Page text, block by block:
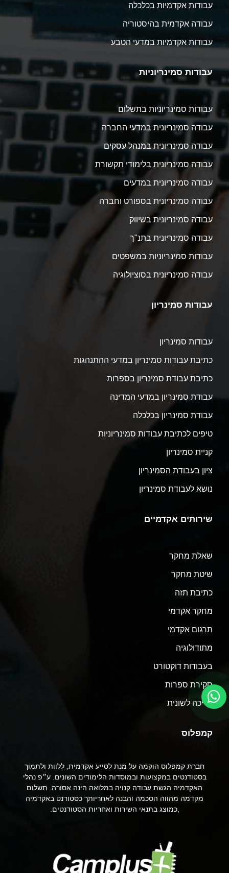
עבודות אקדמיות בכלכלה
עבודה אקדמית בהיסטוריה
עבודות אקדמיות במדעי הטבע
עבודות סמינריוניות
עבודות סמינריוניות בתשלום
עבודה סמינריונית במדעי החברה
עבודה סמינריונית במנהל עסקים
עבודה סמינריונית בלימודי תקשורת
עבודה סמינריונית במדעים
עבודה סמינריונית בספורט וחברה
עבודה סמינריונית בשיווק
עבודה סמינריונית בתנ"ך
עבודות סמינריוניות במשפטים
עבודה סמינריונית בסוציולוגיה
עבודות סמינריון
עבודות סמינריון
כתיבת עבודות סמינריון במדעי ההתנהגות
כתיבת עבודת סמינריון בספרות
עבודת סמינריון במדעי המדינה
עבודת סמינריון בכלכלה
טיפים לכתיבת עבודות סמינריוניות
קניית סמינריון
ציון בעבודת הסמינריון
נושא לעבודת סמינריון
שירותים אקדמיים
שאלת מחקר
שיטת מחקר
כתיבת תזה
מחקר אקדמי
תרגום אקדמי
מתודולוגיה
בעבודות דוקטורט
סקירת ספרות
עריכה לשונית
קמפלוס
חברת קמפלוס הוקמה על מנת לסייע אקדמית, ללוות ולתמוך
בסטודנטים במקצועות ובמוסדות הלימודים השונים. ע״פ נהלי
האקדמיה הגשת עבודה קנויה במלואה הינה אסורה. תשלום
מקדמה מהווה הסכמה והבנה לאחריותך כסטודנט באקדמיה
,כמוצג בתנאי השירות ואחריות הסטודנטים.